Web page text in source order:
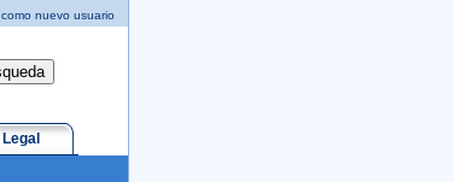
como nuevo usuario
Legal